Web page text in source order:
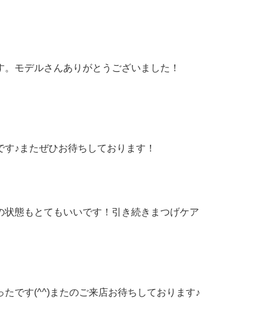
モデルさんありがとうございました！
♪またぜひお待ちしております！
態もとてもいいです！引き続きまつげケア
です(^^)またのご来店お待ちしております♪